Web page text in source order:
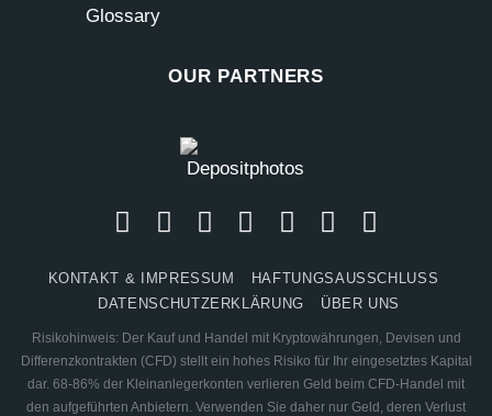
Glossary
OUR PARTNERS
KONTAKT & IMPRESSUM
HAFTUNGSAUSSCHLUSS
DATENSCHUTZERKLÄRUNG
ÜBER UNS
Risikohinweis: Der Kauf und Handel mit Kryptowährungen, Devisen und
Differenzkontrakten (CFD) stellt ein hohes Risiko für Ihr eingesetztes Kapital
dar. 68-86% der Kleinanlegerkonten verlieren Geld beim CFD-Handel mit
den aufgeführten Anbietern. Verwenden Sie daher nur Geld, deren Verlust